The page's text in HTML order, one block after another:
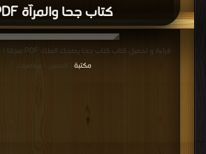
كتاب جحا والمرآة PDF
قراءة و تحميل كتاب كتاب جحا يضحك الملك PDF مجانا | مكتبة >
مكتبة
| التحميل : مرة/مرات